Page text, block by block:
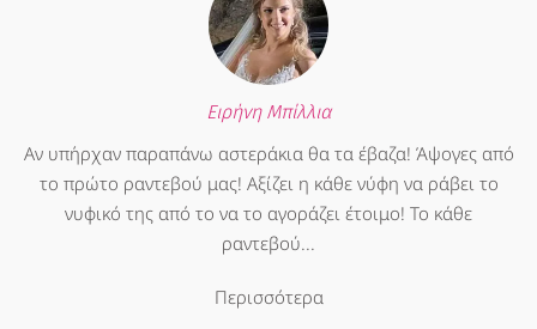
Ειρήνη Μπίλλια
Αν υπήρχαν παραπάνω αστεράκια θα τα έβαζα! Άψογες από
το πρώτο ραντεβού μας! Αξίζει η κάθε νύφη να ράβει το
νυφικό της από το να το αγοράζει έτοιμο! Το κάθε
ραντεβού...
Περισσότερα